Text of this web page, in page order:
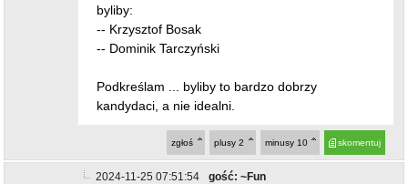
byliby:
-- Krzysztof Bosak
-- Dominik Tarczyński
Podkreślam ... byliby to bardzo dobrzy
kandydaci, a nie idealni.
skomentuj
minusy 10
plusy 2
zgłoś
2024-11-25 07:51:54 gość: ~Fun